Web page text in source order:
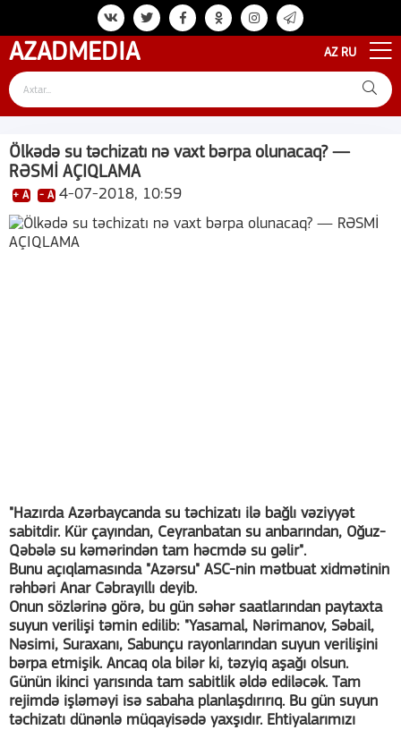
AZADMEDIA AZ RU
Ölkədə su təchizatı nə vaxt bərpa olunacaq? —
RƏSMİ AÇIQLAMA
+ A - A 4-07-2018, 10:59
"Hazırda Azərbaycanda su təchizatı ilə bağlı vəziyyət
sabitdir. Kür çayından, Ceyranbatan su anbarından, Oğuz-
Qəbələ su kəmərindən tam həcmdə su gəlir".
Bunu açıqlamasında "Azərsu" ASC-nin mətbuat xidmətinin
rəhbəri Anar Cəbrayıllı deyib.
Onun sözlərinə görə, bu gün səhər saatlarından paytaxta
suyun verilişi təmin edilib: "Yasamal, Nərimanov, Səbail,
Nəsimi, Suraxanı, Sabunçu rayonlarından suyun verilişini
bərpa etmişik. Ancaq ola bilər ki, təzyiq aşağı olsun.
Günün ikinci yarısında tam sabitlik əldə ediləcək. Tam
rejimdə işləməyi isə sabaha planlaşdırırıq. Bu gün suyun
təchizatı dünənlə müqayisədə yaxşıdır. Ehtiyalarımızı